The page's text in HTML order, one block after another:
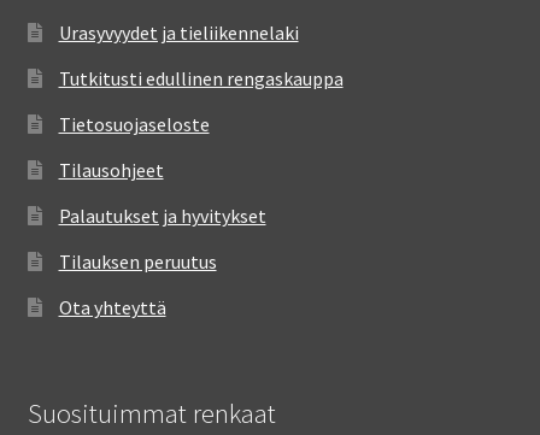
Urasyvyydet ja tieliikennelaki
Tutkitusti edullinen rengaskauppa
Tietosuojaseloste
Tilausohjeet
Palautukset ja hyvitykset
Tilauksen peruutus
Ota yhteyttä
Suosituimmat renkaat